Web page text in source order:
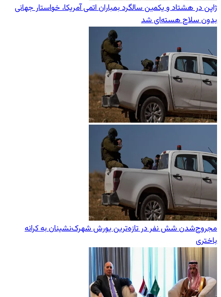
ژاپن در هشتاد و یکمین سالگرد بمباران اتمی آمریکا، خواستار جهانی
بدون سلاح هسته‌ای شد
مجروح‌شدن شش نفر در تازه‌‌ترین یورش‌ شهرک‌نشینان به کرانه
باختری